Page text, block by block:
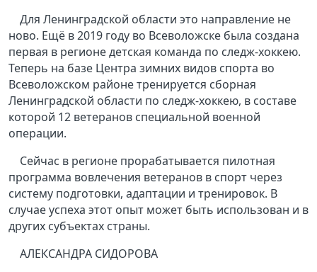
Для Ленинградской области это направление не
ново. Ещё в 2019 году во Всеволожске была создана
первая в регионе детская команда по следж-хоккею.
Теперь на базе Центра зимних видов спорта во
Всеволожском районе тренируется сборная
Ленинградской области по следж-хоккею, в составе
которой 12 ветеранов специальной военной
операции.
Сейчас в регионе прорабатывается пилотная
программа вовлечения ветеранов в спорт через
систему подготовки, адаптации и тренировок. В
случае успеха этот опыт может быть использован и в
других субъектах страны.
АЛЕКСАНДРА СИДОРОВА